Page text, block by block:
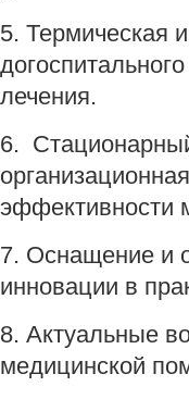
5. Термическая
лечения.
6.
эффективности
7. Оснащение и
инновации в
8. Актуальные
медицинской